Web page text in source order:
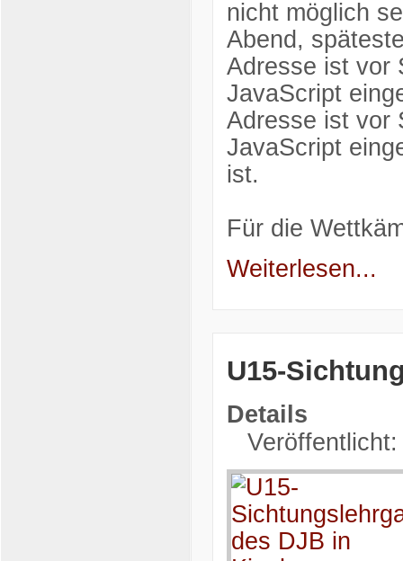
nicht möglich
Abend,
Adresse ist vor
JavaScript
Adresse ist vor
JavaScript
ist.
Für die
Weiterlesen...
U15-
Details